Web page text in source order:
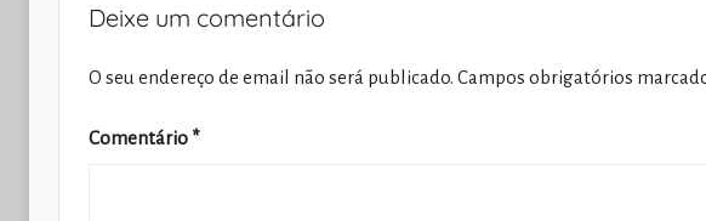
Deixe um comentário
O seu endereço de email não será publicado. Campos obrigatórios
Comentário *